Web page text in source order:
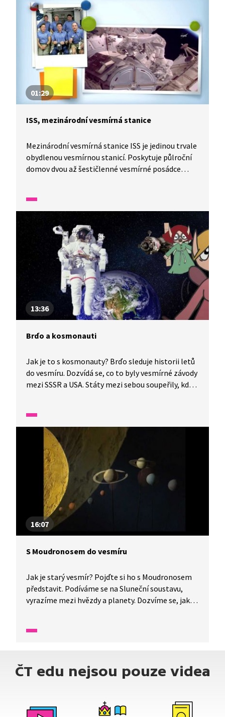
01:29
ISS, mezinárodní vesmírná stanice
Mezinárodní vesmírná stanice ISS je jedinou trvale
obydlenou vesmírnou stanicí. Poskytuje půlroční
domov dvou až šestičlenné vesmírné posádce
podívala?
13:36
Brďo a kosmonauti
Jak je to s kosmonauty? Brďo sleduje historii letů
do vesmíru. Dozvídá se, co to byly vesmírné závody
mezi SSSR a USA. Státy mezi sebou soupeřily, kdo
na Měsíci. Češi mají také svoje kosmonauty –
Vladimíra Remka a Oldřicha Pelčáka. K letu
do vesmíru byl vybrán Vladimír Remek. Zkusíte si
podle návodu udělat svoji „raketu“?
16:07
S Moudronosem do vesmíru
Jak je starý vesmír? Pojďte si ho s Moudronosem
představit. Podíváme se na Sluneční soustavu,
vyrazíme mezi hvězdy a planety. Dozvíme se, jak se
kdo tam přistál jako první?
ČT edu nejsou pouze videa